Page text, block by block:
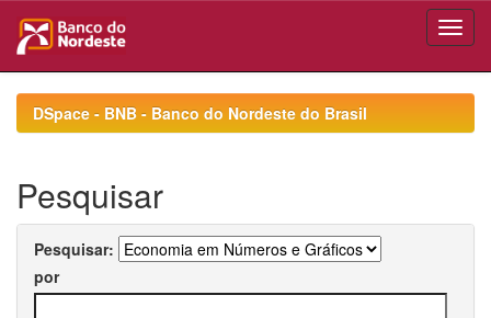
navigationDSpace - BNB - Banco do Nordeste do Brasil
Pesquisar
Pesquisar:
por